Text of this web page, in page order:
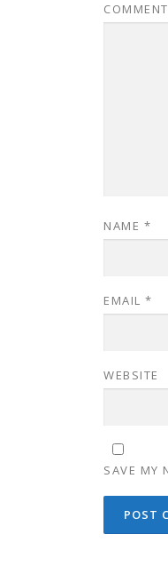
COMMENT
NAME *
EMAIL *
WEBSITE
SAVE MY